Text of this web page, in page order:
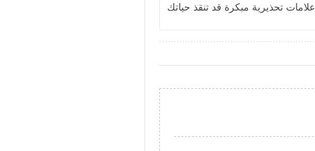
علامات تحذيرية مبكرة قد تنقذ حياتك